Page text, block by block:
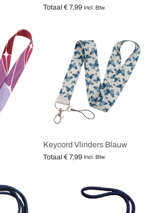
Totaal € 7,99 Incl. Btw.
Keycord Vlinders Blauw
Totaal € 7,99 Incl. Btw.